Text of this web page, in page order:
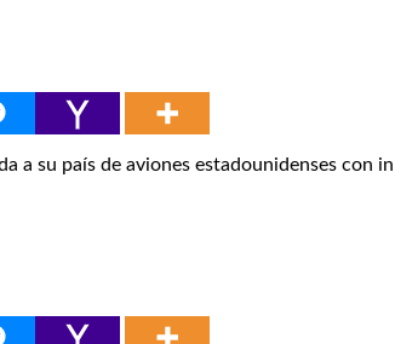
a su país de aviones estadounidenses con